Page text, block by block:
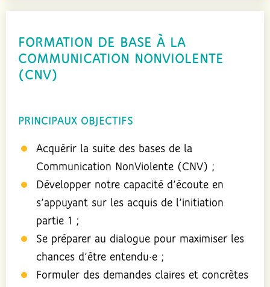
FORMATION DE BASE À LA
COMMUNICATION NONVIOLENTE
(CNV)
PRINCIPAUX OBJECTIFS
Acquérir la suite des bases de la
Communication NonViolente (CNV) ;
Développer notre capacité d’écoute en
s’appuyant sur les acquis de l’initiation
partie 1 ;
Se préparer au dialogue pour maximiser les
chances d’être entendu·e ;
Formuler des demandes claires et concrètes